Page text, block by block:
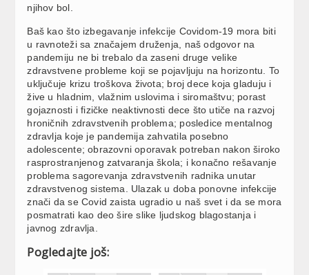
njihov bol.
Baš kao što izbegavanje infekcije Covidom-19 mora biti
u ravnoteži sa značajem druženja, naš odgovor na
pandemiju ne bi trebalo da zaseni druge velike
zdravstvene probleme koji se pojavljuju na horizontu. To
uključuje krizu troškova života; broj dece koja gladuju i
žive u hladnim, vlažnim uslovima i siromaštvu; porast
gojaznosti i fizičke neaktivnosti dece što utiče na razvoj
hroničnih zdravstvenih problema; posledice mentalnog
zdravlja koje je pandemija zahvatila posebno
adolescente; obrazovni oporavak potreban nakon široko
rasprostranjenog zatvaranja škola; i konačno rešavanje
problema sagorevanja zdravstvenih radnika unutar
zdravstvenog sistema. Ulazak u doba ponovne infekcije
znači da se Covid zaista ugradio u naš svet i da se mora
posmatrati kao deo šire slike ljudskog blagostanja i
javnog zdravlja.
Pogledajte još: